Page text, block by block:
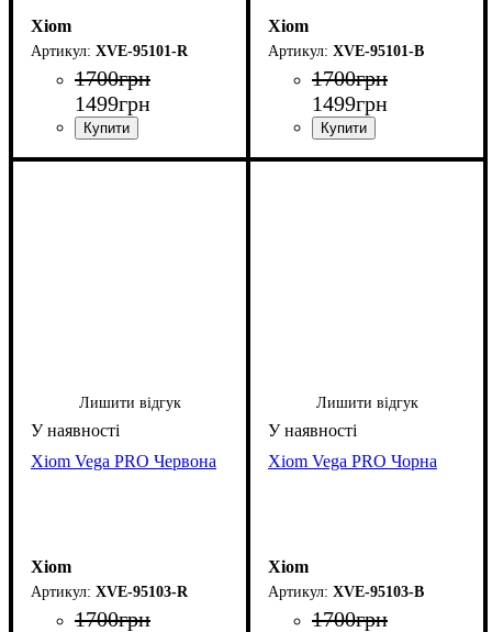
Xiom
XVE-95101-R
1700грн
1499грн
Xiom
XVE-95101-B
1700грн
1499грн
Лишити відгук
Xiom Vega PRO Червона
Xiom
XVE-95103-R
1700грн
Лишити відгук
Xiom Vega PRO Чорна
Xiom
XVE-95103-B
1700грн